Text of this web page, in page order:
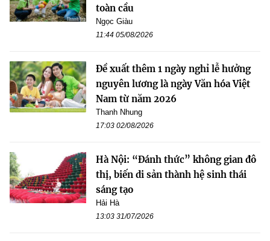
toàn cầu
Ngọc Giàu
11:44 05/08/2026
Đề xuất thêm 1 ngày nghỉ lễ hưởng
nguyên lương là ngày Văn hóa Việt
Nam từ năm 2026
Thanh Nhung
17:03 02/08/2026
Hà Nội: “Đánh thức” không gian đô
thị, biến di sản thành hệ sinh thái
sáng tạo
Hải Hà
13:03 31/07/2026